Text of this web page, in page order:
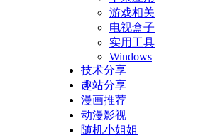
游戏相关
电视盒子
实用工具
Windows
技术分享
趣站分享
漫画推荐
动漫影视
随机小姐姐